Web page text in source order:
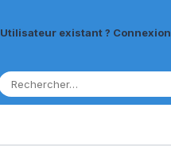
Utilisateur existant ? Connexion